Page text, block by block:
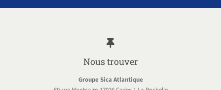
Nous trouver
Groupe Sica Atlantique